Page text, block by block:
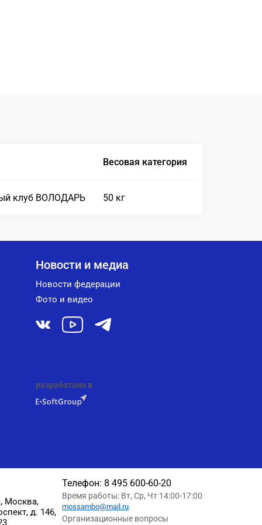
Весовая категория
клуб ВОЛОДАРЬ 50 кг
Новости и медиа
Новости федерации
Фото и видео
разработано в
Москва,
д. 146,
Телефон: 8 495 600-60-20
Время работы: Вт, Ср, Чт 14:00-17:00
mossambo@mail.ru
Организационные вопросы